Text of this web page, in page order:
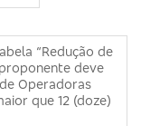
“Redução de
deve
Operadoras
que 12 (doze)